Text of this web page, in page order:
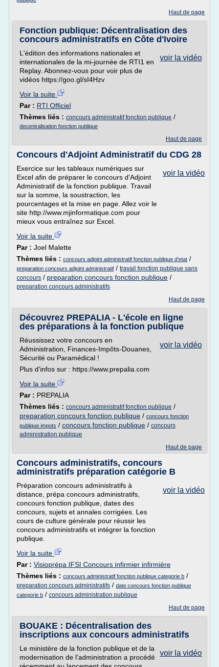
Haut de page
Fonction publique: Décentralisation des
concours administratifs en Côte d'Ivoire
voir la vidéo
L'édition des informations nationales et
internationales de la mi-journée de RTI1 en
Replay. Abonnez-vous pour voir plus de
vidéos https://goo.gl/sI4Hzv
Voir la suite
Par : RTI Officiel
Thèmes liés : concours administratif fonction publique /
decentralisation fonction publique
Haut de page
Concours d'Adjoint Administratif du CDG 28
voir la vidéo
Exercice sur les tableaux numériques sur
Excel afin de préparer le concours d'Adjoint
Administratif de la fonction publique. Travail
sur la somme, la soustraction, les
pourcentages et la mise en page. Allez voir le
site http://www.mjinformatique.com pour
mieux vous entraînez sur Excel.
Voir la suite
Par : Joel Malette
Thèmes liés : concours adjoint administratif fonction publique d'etat /
preparation concours adjoint administratif / travail fonction publique sans
concours / preparation concours fonction publique /
preparation concours administratifs
Haut de page
Découvrez PREPALIA - L'école en ligne
des préparations à la fonction publique
voir la vidéo
Réussissez votre concours en
Administration, Finances-Impôts-Douanes,
Sécurité ou Paramédical !
Plus d'infos sur : https://www.prepalia.com
Voir la suite
Par : PREPALIA
Thèmes liés : concours administratif fonction publique /
preparation concours fonction publique / concours fonction
publique impots / concours fonction publique / concours
administration publique
Haut de page
Concours administratifs, concours
administratifs préparation catégorie B
voir la vidéo
Préparation concours administratifs à
distance, prépa concours administratifs,
concours fonction publique, dates des
concours, sujets et annales corrigées. Les
cours de culture générale pour réussir les
concours administratifs et intégrer la fonction
publique.
Voir la suite
Par : Visioprépa IFSI Concours infirmier infirmière
Thèmes liés : concours administratif fonction publique categorie b /
preparation concours administratifs / date concours fonction publique
categorie b / concours administration publique
Haut de page
BOUAKE : Décentralisation des
inscriptions aux concours administratifs
voir la vidéo
Le ministère de la fonction publique et de la
modernisation de l'administration a procédé